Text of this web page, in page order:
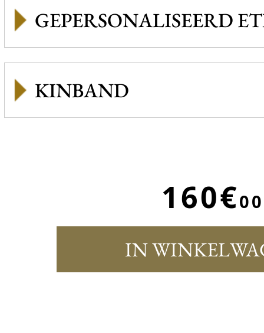
GEPERSONALISEERD
KINBAND
160€00
IN